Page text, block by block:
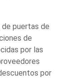
puertas de
de
por las
por